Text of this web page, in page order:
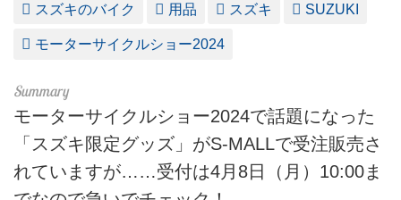
スズキのバイク 用品 スズキ SUZUKI
モーターサイクルショー2024
モーターサイクルショー2024で話題になった
「スズキ限定グッズ」がS-MALLで受注販売さ
れていますが……受付は4月8日（月）10:00ま